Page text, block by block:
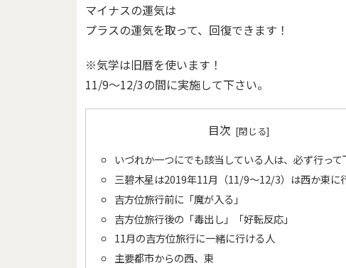
マイナスの運気は
プラスの運気を取って、回復できます！
※気学は旧暦を使います！
11/9～12/3の間に実施して下さい。
目次
いづれか一つにでも該当している人は、必ず行って
三碧木星は2019年11月（11/9～12/3）は西か東に
吉方位旅行前に「魔が入る」
吉方位旅行後の「毒出し」「好転反応」
11月の吉方位旅行に一緒に行ける人
主要都市からの西、東